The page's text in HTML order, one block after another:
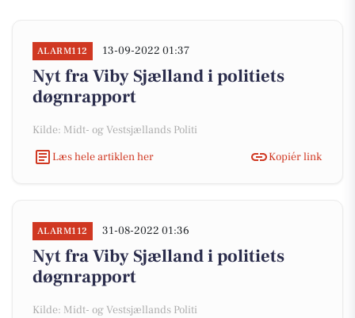
ALARM112 13-09-2022 01:37
Nyt fra Viby Sjælland i politiets
døgnrapport
Kilde: Midt- og Vestsjællands Politi
Læs hele artiklen her
Kopiér link
ALARM112 31-08-2022 01:36
Nyt fra Viby Sjælland i politiets
døgnrapport
Kilde: Midt- og Vestsjællands Politi